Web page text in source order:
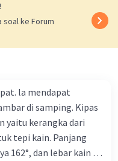
tersebut secara
soal ke Forum
la mendapat
di samping. Kipas
yaitu kerangka dari
tepi kain. Panjang
162°, dan lebar kain 14